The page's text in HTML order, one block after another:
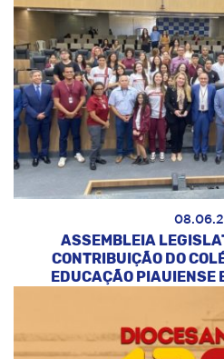
ASSEMBLEIA
CONTRIBUIÇÃO DO
EDUCAÇÃO PIAUIENSE